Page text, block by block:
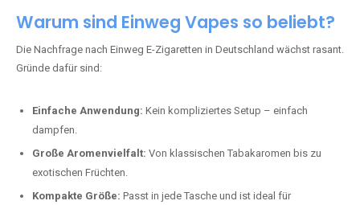
Warum sind Einweg Vapes so beliebt?
Die Nachfrage nach Einweg E-Zigaretten in Deutschland wächst rasant.
Gründe dafür sind:
Einfache Anwendung: Kein kompliziertes Setup – einfach
dampfen.
Große Aromenvielfalt: Von klassischen Tabakaromen bis zu
exotischen Früchten.
Kompakte Größe: Passt in jede Tasche und ist ideal für